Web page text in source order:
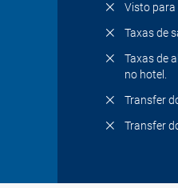
Visto para
Taxas de
Taxas de
no hotel.
Transfer
Transfer